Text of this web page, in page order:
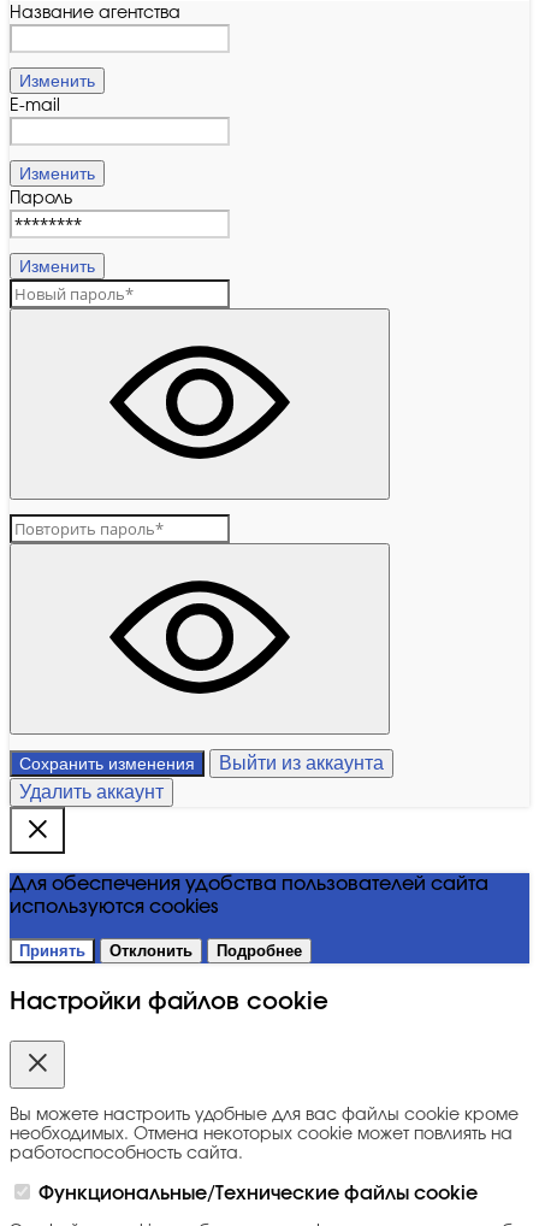
Название агентства
Изменить
E-mail
Изменить
Пароль
Изменить
Сохранить изменения
Выйти из аккаунта
Удалить аккаунт
Для обеспечения удобства пользователей сайта
используются cookies
Принять Отклонить Подробнее
Настройки файлов cookie
Вы можете настроить удобные для вас файлы cookie кроме
необходимых. Отмена некоторых cookie может повлиять на
работоспособность сайта.
Функциональные/Технические файлы cookie